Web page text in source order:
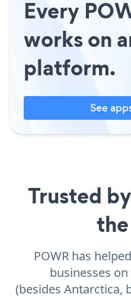
Every
works on
platform.
See
Trusted
POWR has
businesses
(besides Antarctica,